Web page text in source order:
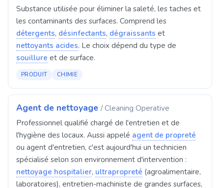
Substance utilisée pour éliminer la saleté, les taches et
les contaminants des surfaces. Comprend les
détergents, désinfectants, dégraissants et
nettoyants acides. Le choix dépend du type de
souillure et de surface.
PRODUIT CHIMIE
Agent de nettoyage / Cleaning Operative
Professionnel qualifié chargé de l'entretien et de
l'hygiène des locaux. Aussi appelé agent de propreté
ou agent d'entretien, c'est aujourd'hui un technicien
spécialisé selon son environnement d'intervention :
nettoyage hospitalier, ultrapropreté (agroalimentaire,
laboratoires), entretien-machiniste de grandes surfaces,